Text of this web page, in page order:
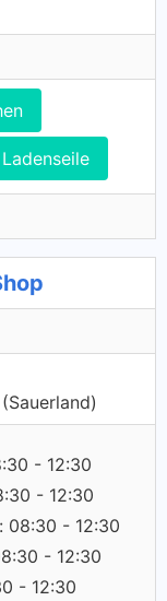
Ladenseile
- 12:30
- 12:30
08:30 - 12:30
- 12:30
- 12:30